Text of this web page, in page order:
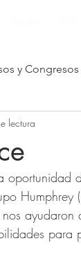
y Congresos
lectura
nos